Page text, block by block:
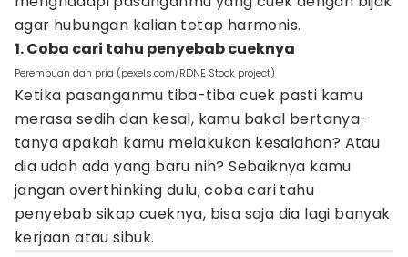
agar hubungan kalian tetap harmonis.
1. Coba cari tahu penyebab cueknya
Perempuan dan pria (pexels.com/RDNE Stock project)
Ketika pasanganmu tiba-tiba cuek pasti kamu
merasa sedih dan kesal, kamu bakal bertanya-
tanya apakah kamu melakukan kesalahan? Atau
dia udah ada yang baru nih? Sebaiknya kamu
jangan overthinking dulu, coba cari tahu
penyebab sikap cueknya, bisa saja dia lagi banyak
kerjaan atau sibuk.